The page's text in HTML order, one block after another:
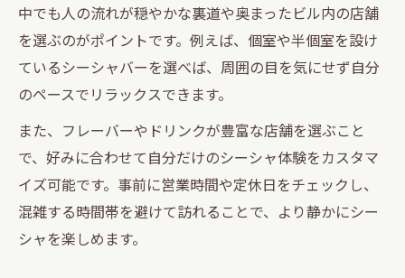
安心できる雰囲気の裏道シーシャ店の選び
方
渋谷駅近くで楽しむおしゃれなシーシャ空間
渋谷駅周辺でおしゃれなシーシャ空間を満
喫
トレンド感あるシーシャスポットの探し方
落ち着いた雰囲気の裏道シーシャの魅力
デートや女子会に人気のシーシャ空間紹介
中でも人の流れが穏やかな裏道や奥まったビル内の店舗
を選ぶのがポイントです。例えば、個室や半個室を設け
ているシーシャバーを選べば、周囲の目を気にせず自分
のペースでリラックスできます。
また、フレーバーやドリンクが豊富な店舗を選ぶこと
で、好みに合わせて自分だけのシーシャ体験をカスタマ
イズ可能です。事前に営業時間や定休日をチェックし、
混雑する時間帯を避けて訪れることで、より静かにシー
シャを楽しめます。